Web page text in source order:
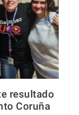
resultado
Coruña